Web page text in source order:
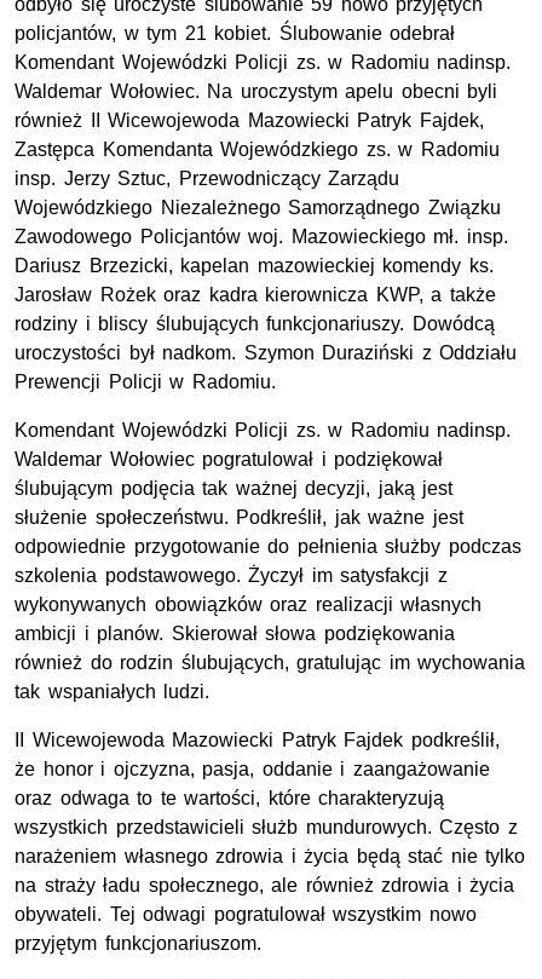
policjantów, w tym 21 kobiet. Ślubowanie odebrał
Komendant Wojewódzki Policji zs. w Radomiu nadinsp.
Waldemar Wołowiec. Na uroczystym apelu obecni byli
również II Wicewojewoda Mazowiecki Patryk Fajdek,
Zastępca Komendanta Wojewódzkiego zs. w Radomiu
insp. Jerzy Sztuc, Przewodniczący Zarządu
Wojewódzkiego Niezależnego Samorządnego Związku
Zawodowego Policjantów woj. Mazowieckiego mł. insp.
Dariusz Brzezicki, kapelan mazowieckiej komendy ks.
Jarosław Rożek oraz kadra kierownicza KWP, a także
rodziny i bliscy ślubujących funkcjonariuszy. Dowódcą
uroczystości był nadkom. Szymon Duraziński z Oddziału
Prewencji Policji w Radomiu.
Komendant Wojewódzki Policji zs. w Radomiu nadinsp.
Waldemar Wołowiec pogratulował i podziękował
ślubującym podjęcia tak ważnej decyzji, jaką jest
służenie społeczeństwu. Podkreślił, jak ważne jest
odpowiednie przygotowanie do pełnienia służby podczas
szkolenia podstawowego. Życzył im satysfakcji z
wykonywanych obowiązków oraz realizacji własnych
ambicji i planów. Skierował słowa podziękowania
również do rodzin ślubujących, gratulując im wychowania
tak wspaniałych ludzi.
II Wicewojewoda Mazowiecki Patryk Fajdek podkreślił,
że honor i ojczyzna, pasja, oddanie i zaangażowanie
oraz odwaga to te wartości, które charakteryzują
wszystkich przedstawicieli służb mundurowych. Często z
narażeniem własnego zdrowia i życia będą stać nie tylko
na straży ładu społecznego, ale również zdrowia i życia
obywateli. Tej odwagi pogratulował wszystkim nowo
przyjętym funkcjonariuszom.